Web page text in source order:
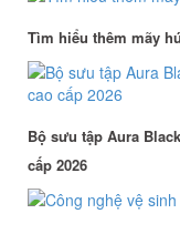
Tìm hiểu thêm mãy
Bộ sưu tập Aura
cấp 2026